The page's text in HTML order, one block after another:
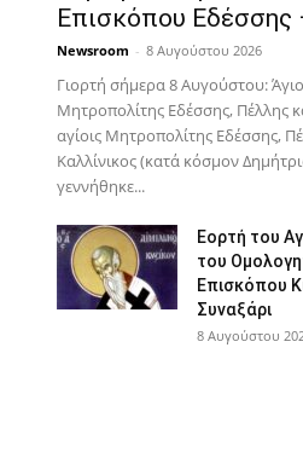
Επισκόπου Εδέσσης
Newsroom - 8 Αυγούστου 2026
Γιορτή σήμερα 8 Αυγούστου:
Μητροπολίτης Εδέσσης, Πέλλης
αγίοις Μητροπολίτης Εδέσσης,
Καλλίνικος (κατά κόσμον
γεννήθηκε...
Εορτή του
του
Επισκόπου
Συναξάρι
8 Αυγούστου